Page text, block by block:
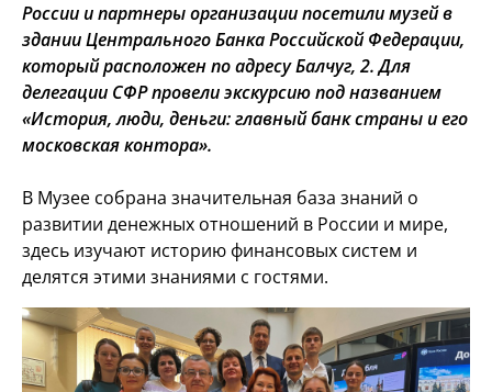
России и партнеры организации посетили музей в
здании Центрального Банка Российской Федерации,
который расположен по адресу Балчуг, 2. Для
делегации СФР провели экскурсию под названием
«История, люди, деньги: главный банк страны и его
московская контора».
В Музее собрана значительная база знаний о
развитии денежных отношений в России и мире,
здесь изучают историю финансовых систем и
делятся этими знаниями с гостями.